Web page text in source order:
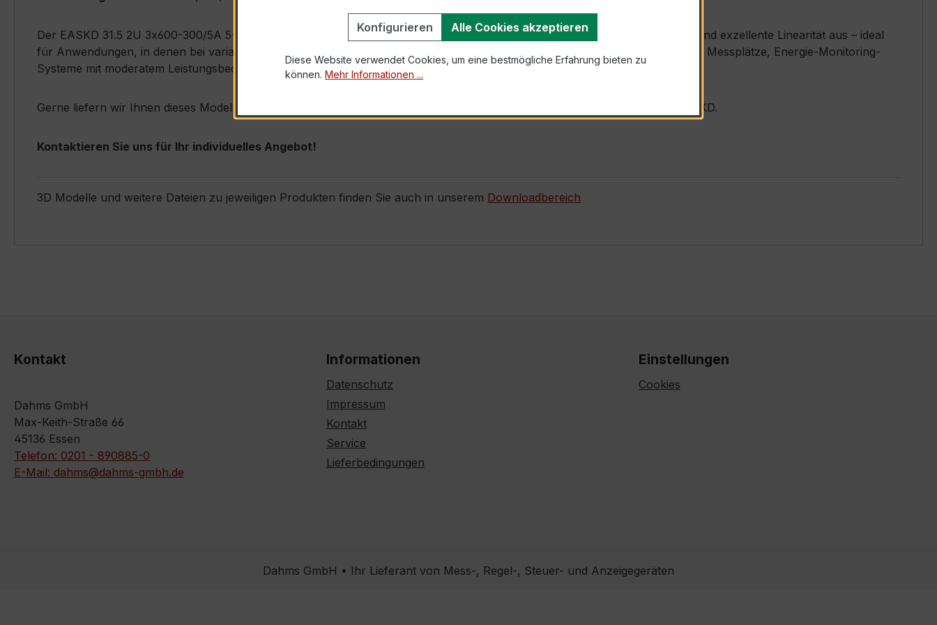
Der EASKD 31.5 2U 3x600-300/5A 5-2,5VA Kl.0,5s zeichnet sich durch seine sehr kompakte Bauform, hohe Zuverlässigkeit und exzellente Linearität aus – ideal
für Anwendungen, in denen bei variablen mittleren Strömen eine präzise Messung gefordert wird (z. B. Verrechnungspunkte, Messplätze, Energie-Monitoring-
Systeme mit moderatem Leistungsbedarf).
Gerne liefern wir Ihnen dieses Modell kurzfristig ab Lager oder konfigurieren für Sie weitere Primärströme der Baureihe EASKD.
Kontaktieren Sie uns für Ihr individuelles Angebot!
3D Modelle und weitere Dateien zu jeweiligen Produkten finden Sie auch in unserem Downloadbereich
Kontakt
Dahms GmbH
Max-Keith-Straße 66
45136 Essen
Telefon: 0201 - 890885-0
E-Mail: dahms@dahms-gmbh.de
Informationen
Datenschutz
Impressum
Kontakt
Service
Lieferbedingungen
Einstellungen
Cookies
Dahms GmbH • Ihr Lieferant von Mess-, Regel-, Steuer- und Anzeigegeräten
Konfigurieren Alle Cookies akzeptieren
Diese Website verwendet Cookies, um eine bestmögliche Erfahrung bieten zu
können. Mehr Informationen ...